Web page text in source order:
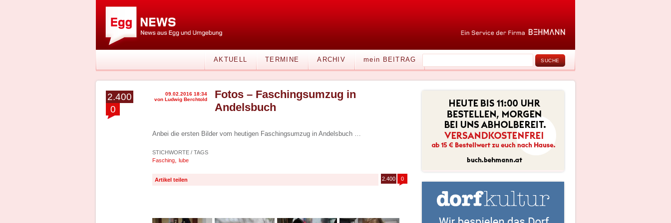
AKTUELL TERMINE ARCHIV mein BEITRAG
2.400
0
09.02.2016 18:34
von Ludwig Berchtold
Fotos – Faschingsumzug in
Andelsbuch
Anbei die ersten Bilder vom heutigen Faschingsumzug in Andelsbuch …
STICHWORTE / TAGS
Fasching, lube
Artikel teilen 2.400 0